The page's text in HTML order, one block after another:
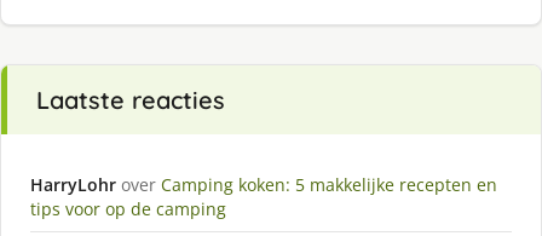
Laatste reacties
HarryLohr over Camping koken: 5 makkelijke recepten en
tips voor op de camping